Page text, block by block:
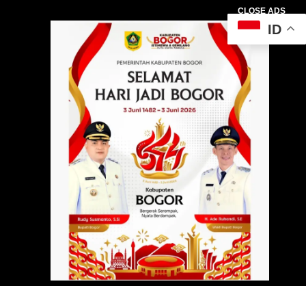
CLOSE ADS
ID